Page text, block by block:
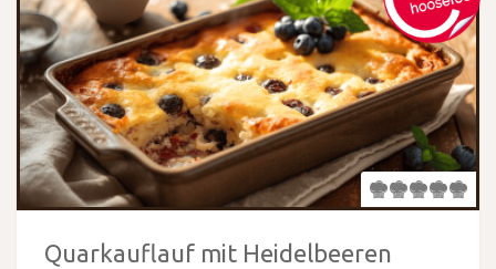
Quarkauflauf mit Heidelbeeren